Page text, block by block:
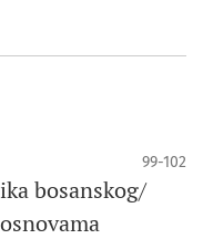
99-102
bosanskog/